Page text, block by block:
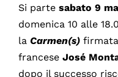
Si parte sabato 9
domenica 10 alle
la Carmen(s)firmata
francese José
dopo il successo